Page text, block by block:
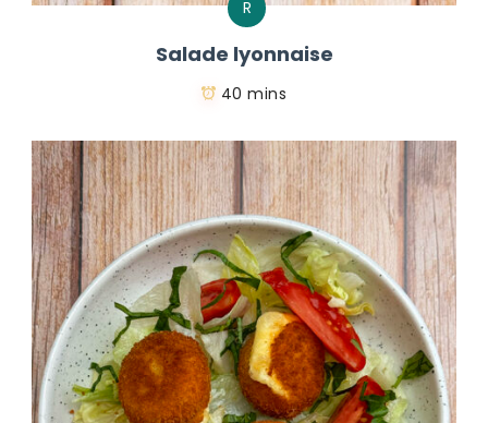
R
Salade lyonnaise
40 mins